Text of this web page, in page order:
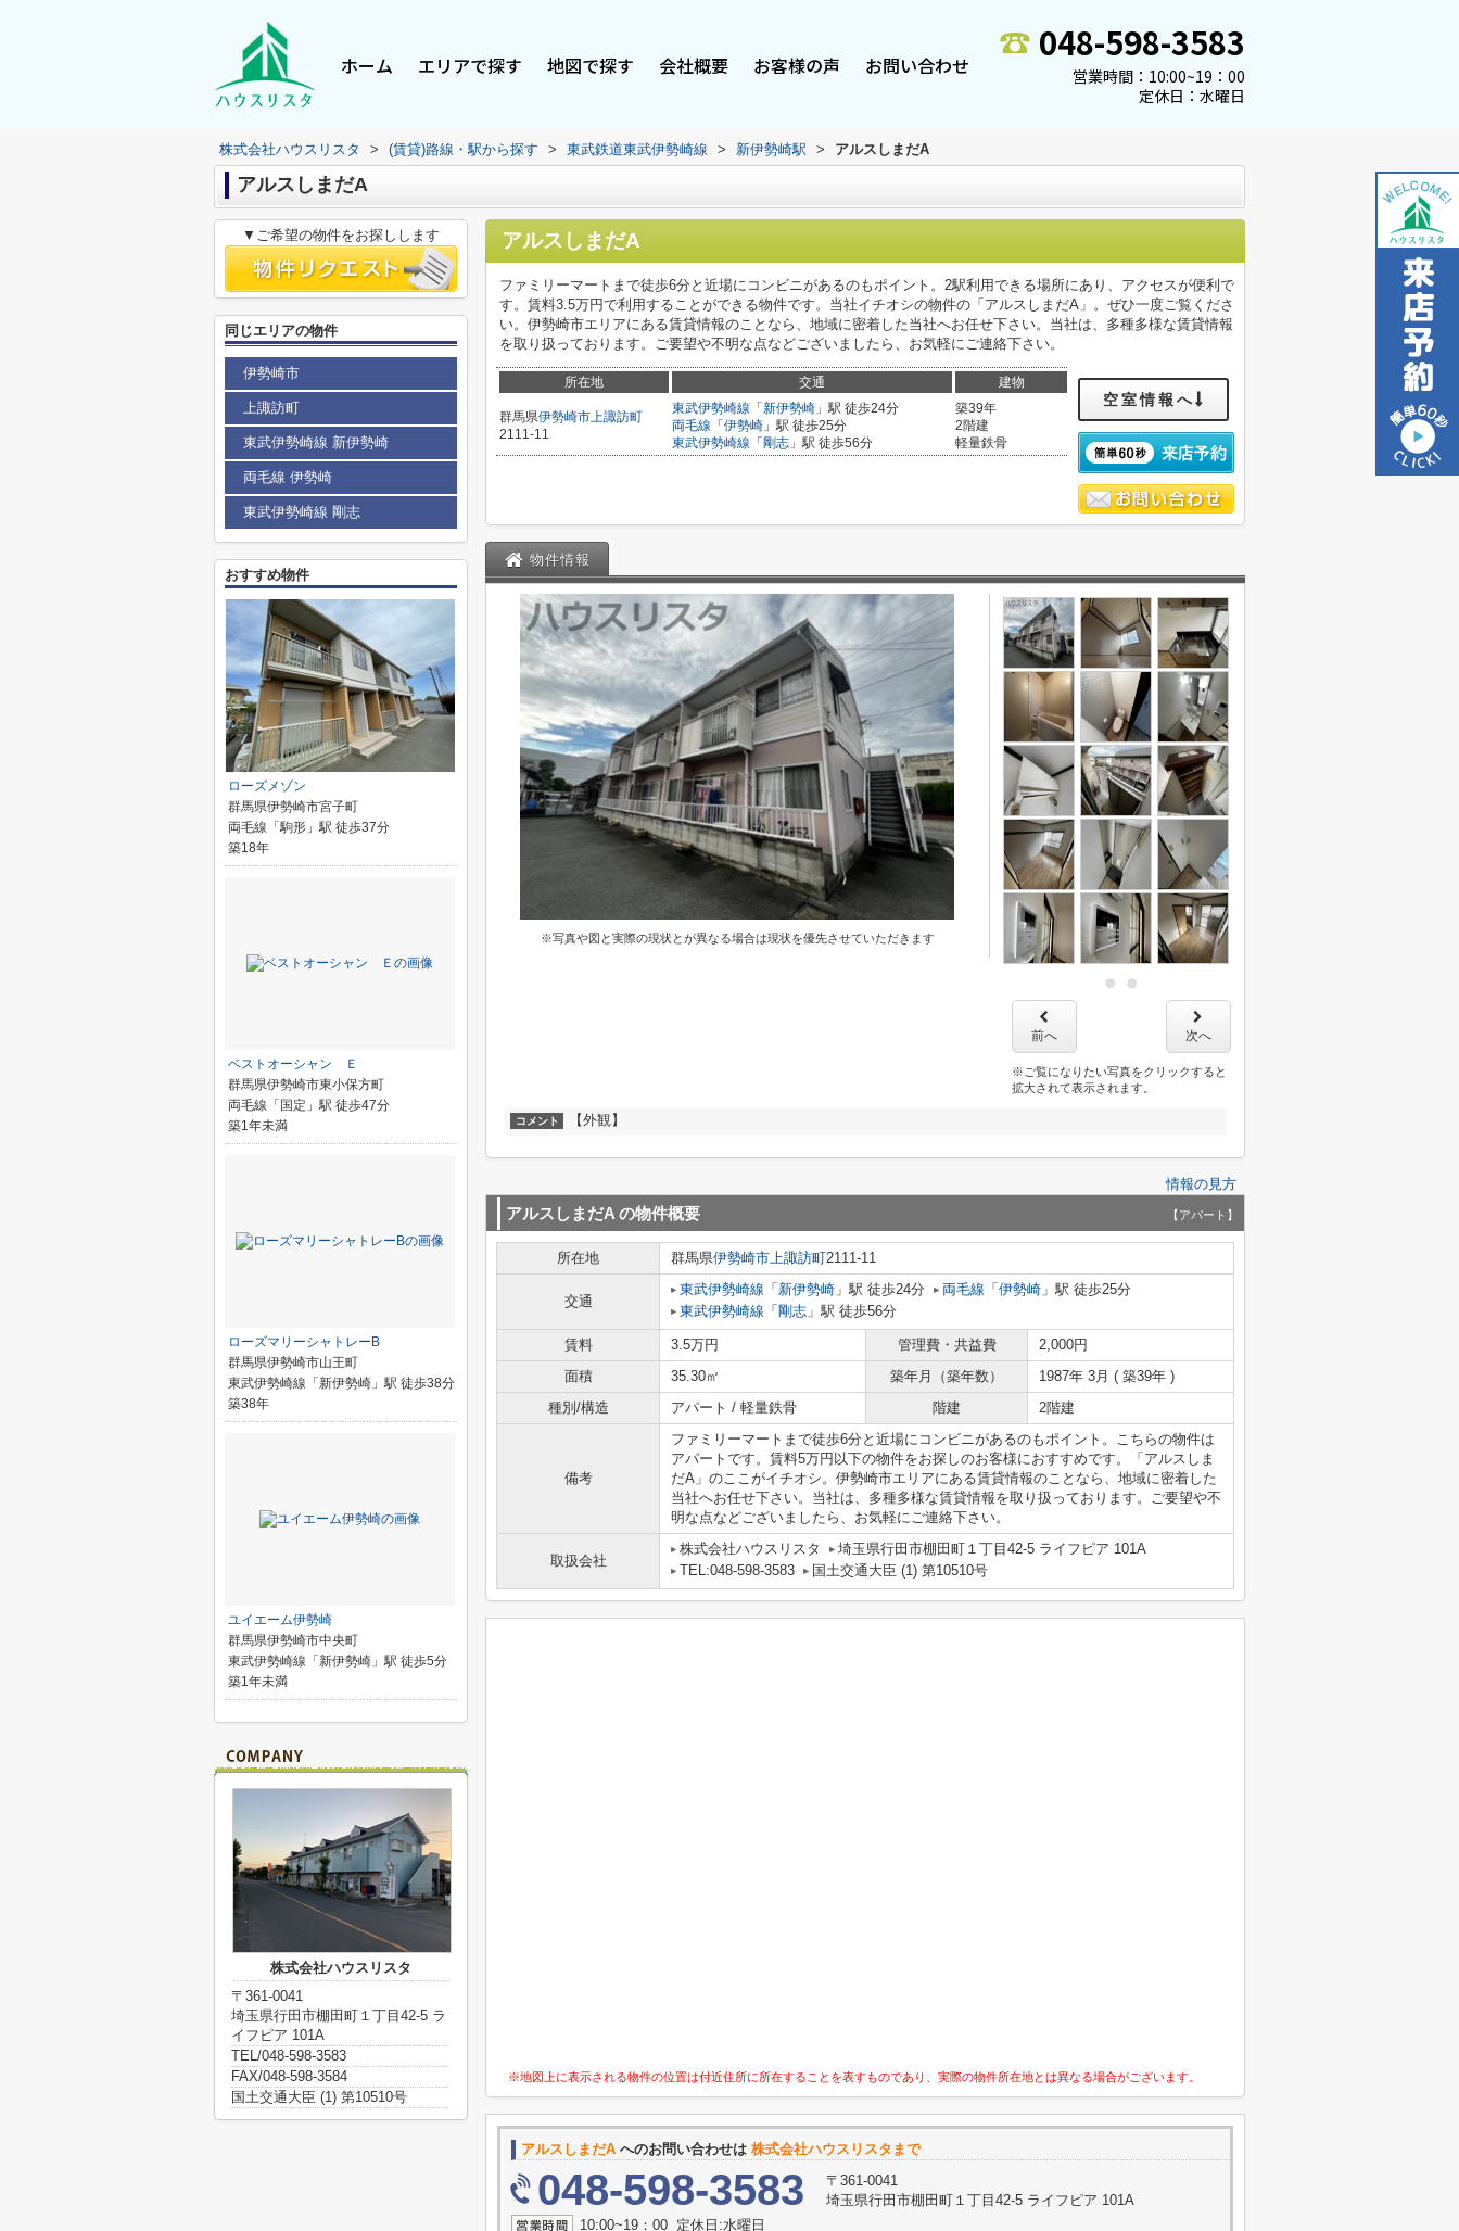
ホーム エリアで探す 地図で探す 会社概要 お客様の声 お問い合わせ
048-598-3583
営業時間：10:00~19：00
定休日：水曜日
株式会社ハウスリスタ > (賃貸)路線・駅から探す > 東武鉄道東武伊勢崎線 > 新伊勢崎駅 > アルスしまだA
アルスしまだA
アルスしまだA
ファミリーマートまで徒歩6分と近場にコンビニがあるのもポイント。2駅利用できる場所にあり、アクセスが便利で
す。賃料3.5万円で利用することができる物件です。当社イチオシの物件の「アルスしまだA」。ぜひ一度ご覧くださ
い。伊勢崎市エリアにある賃貸情報のことなら、地域に密着した当社へお任せ下さい。当社は、多種多様な賃貸情報
を取り扱っております。ご要望や不明な点などございましたら、お気軽にご連絡下さい。
所在地 交通 建物
群馬県伊勢崎市上諏訪町
2111-11
東武伊勢崎線 「 新伊勢崎 」駅 徒歩24分
両毛線 「 伊勢崎 」駅 徒歩25分
東武伊勢崎線 「 剛志 」駅 徒歩56分
築39年
2階建
軽量鉄骨
空室情報へ
物件情報
※写真や図と実際の現状とが異なる場合は現状を優先させていただきます
前へ 次へ
※ご覧になりたい写真をクリックすると
拡大されて表示されます。
コメント 【外観】
情報の見方
アルスしまだA の物件概要 【アパート】
所在地 群馬県伊勢崎市上諏訪町2111-11
交通
東武伊勢崎線 「 新伊勢崎 」駅 徒歩24分 両毛線 「 伊勢崎 」駅 徒歩25分
東武伊勢崎線 「 剛志 」駅 徒歩56分
賃料 3.5万円 管理費・共益費
2,000円
面積
35.30㎡ 築年月（築年数）
1987年 3月 ( 築39年 )
種別/構造
アパート / 軽量鉄骨 階建 2階建
備考
ファミリーマートまで徒歩6分と近場にコンビニがあるのもポイント。こちらの物件は
アパートです。賃料5万円以下の物件をお探しのお客様におすすめです。「アルスしま
だA」のここがイチオシ。伊勢崎市エリアにある賃貸情報のことなら、地域に密着した
当社へお任せ下さい。当社は、多種多様な賃貸情報を取り扱っております。ご要望や不
明な点などございましたら、お気軽にご連絡下さい。
取扱会社
株式会社ハウスリスタ
埼玉県行田市棚田町１丁目42-5 ライフピア 101A
TEL:048-598-3583
国土交通大臣 (1) 第10510号
※地図上に表示される物件の位置は付近住所に所在することを表すものであり、実際の物件所在地とは異なる場合がございます。
アルスしまだA へのお問い合わせは 株式会社ハウスリスタまで
048-598-3583
〒361-0041
埼玉県行田市棚田町１丁目42-5 ライフピア 101A
10:00~19：00 定休日:水曜日
▼ご希望の物件をお探しします
同じエリアの物件
伊勢崎市
上諏訪町
東武伊勢崎線 新伊勢崎
両毛線 伊勢崎
東武伊勢崎線 剛志
おすすめ物件
ローズメゾン
群馬県伊勢崎市宮子町
両毛線「駒形」駅 徒歩37分
築18年
ベストオーシャン Ｅ
群馬県伊勢崎市東小保方町
両毛線「国定」駅 徒歩47分
築1年未満
ローズマリーシャトレーB
群馬県伊勢崎市山王町
東武伊勢崎線「新伊勢崎」駅 徒歩38分
築38年
ユイエーム伊勢崎
群馬県伊勢崎市中央町
東武伊勢崎線「新伊勢崎」駅 徒歩5分
築1年未満
株式会社ハウスリスタ
〒361-0041
埼玉県行田市棚田町１丁目42-5 ラ
イフピア 101A
TEL/048-598-3583
FAX/048-598-3584
国土交通大臣 (1) 第10510号